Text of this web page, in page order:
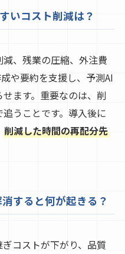
いコスト削減は？
、残業の圧縮、外注費
や要約を支援し、予測AI
ます。重要なのは、削
うことです。導入後に
削減した時間の再配分先
すると何が起きる？
コストが下がり、品質